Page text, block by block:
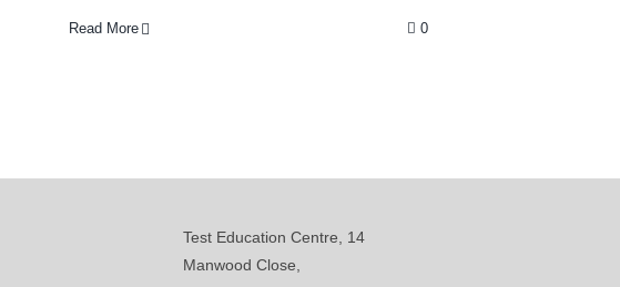
Read More 0
Test Education Centre, 14
Manwood Close,